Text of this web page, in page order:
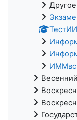
Другое
ТестИИ
ИММвс